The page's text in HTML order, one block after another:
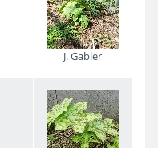
J. Gabler